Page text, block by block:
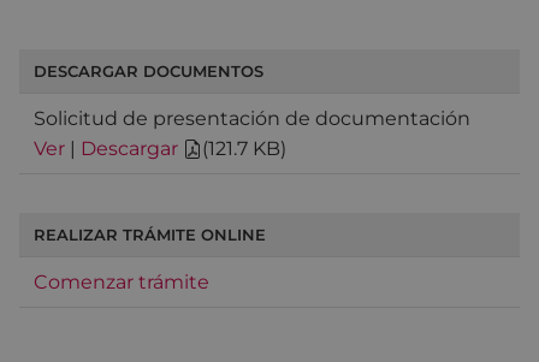
DESCARGAR DOCUMENTOS
Solicitud de presentación de documentación
Ver | Descargar (121.7 KB)
REALIZAR TRÁMITE ONLINE
Comenzar trámite